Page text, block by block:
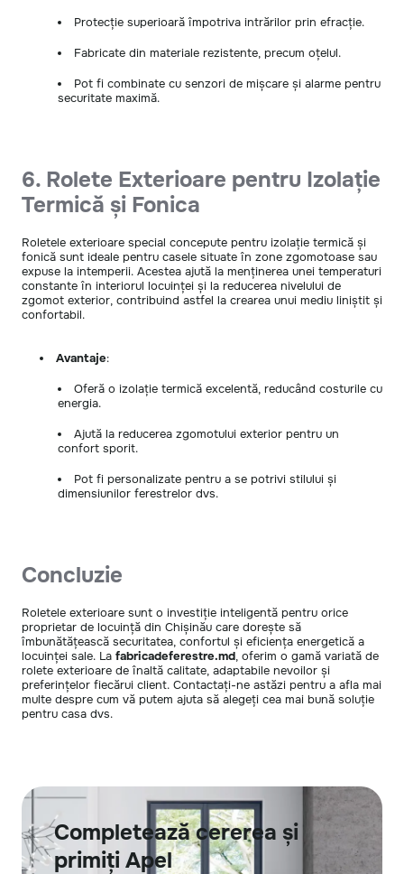
Protecție superioară împotriva intrărilor prin efracție.
Fabricate din materiale rezistente, precum oțelul.
Pot fi combinate cu senzori de mișcare și alarme pentru
securitate maximă.
6. Rolete Exterioare pentru Izolație
Termică și Fonica
Roletele exterioare special concepute pentru izolație termică și
fonică sunt ideale pentru casele situate în zone zgomotoase sau
expuse la intemperii. Acestea ajută la menținerea unei temperaturi
constante în interiorul locuinței și la reducerea nivelului de
zgomot exterior, contribuind astfel la crearea unui mediu liniștit și
confortabil.
Avantaje:
Oferă o izolație termică excelentă, reducând costurile cu
energia.
Ajută la reducerea zgomotului exterior pentru un
confort sporit.
Pot fi personalizate pentru a se potrivi stilului și
dimensiunilor ferestrelor dvs.
Concluzie
Roletele exterioare sunt o investiție inteligentă pentru orice
proprietar de locuință din Chișinău care dorește să
îmbunătățească securitatea, confortul și eficiența energetică a
locuinței sale. La fabricadeferestre.md, oferim o gamă variată de
rolete exterioare de înaltă calitate, adaptabile nevoilor și
preferințelor fiecărui client. Contactați-ne astăzi pentru a afla mai
multe despre cum vă putem ajuta să alegeți cea mai bună soluție
pentru casa dvs.
Completează cererea și
primiți Apel